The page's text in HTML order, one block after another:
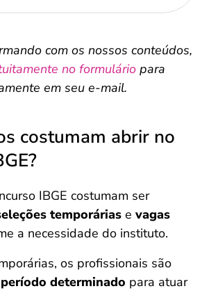
com os nossos conteúdos,
no formulário para
em seu e-mail.
costumam abrir no
IBGE costumam ser
temporárias e vagas
a necessidade do instituto.
os profissionais são
determinado para atuar